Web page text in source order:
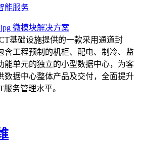
能服务
微模块解决方案
基础设施提供的一款采用通道封
含工程预制的机柜、配电、制冷、监
能单元的独立的小型数据中心，为客
数据中心整体产品及交付，全面提升
服务管理水平。